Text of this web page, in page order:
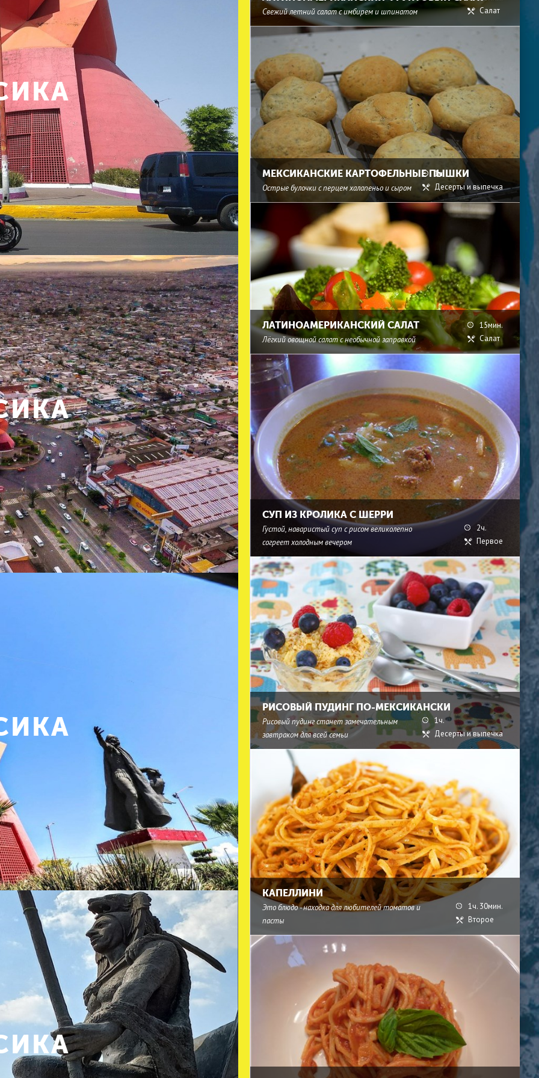
Свежий летний салат с имбирем и шпинатом
Салат
МЕКСИКАНСКИЕ КАРТОФЕЛЬНЫЕ ПЫШКИ
Острые булочки с перцем халапеньо и сыром
1ч.
Десерты и выпечка
ЛАТИНОАМЕРИКАНСКИЙ САЛАТ
Лёгкий овощной салат с необычной заправкой
15мин.
Салат
СУП ИЗ КРОЛИКА С ШЕРРИ
Густой, наваристый суп с рисом великолепно
согреет холодным вечером
2ч.
Первое
РИСОВЫЙ ПУДИНГ ПО-МЕКСИКАНСКИ
Рисовый пудинг станет замечательным
завтраком для всей семьи
1ч.
Десерты и выпечка
КАПЕЛЛИНИ
Это блюдо - находка для любителей томатов и
пасты
1ч. 30мин.
Второе